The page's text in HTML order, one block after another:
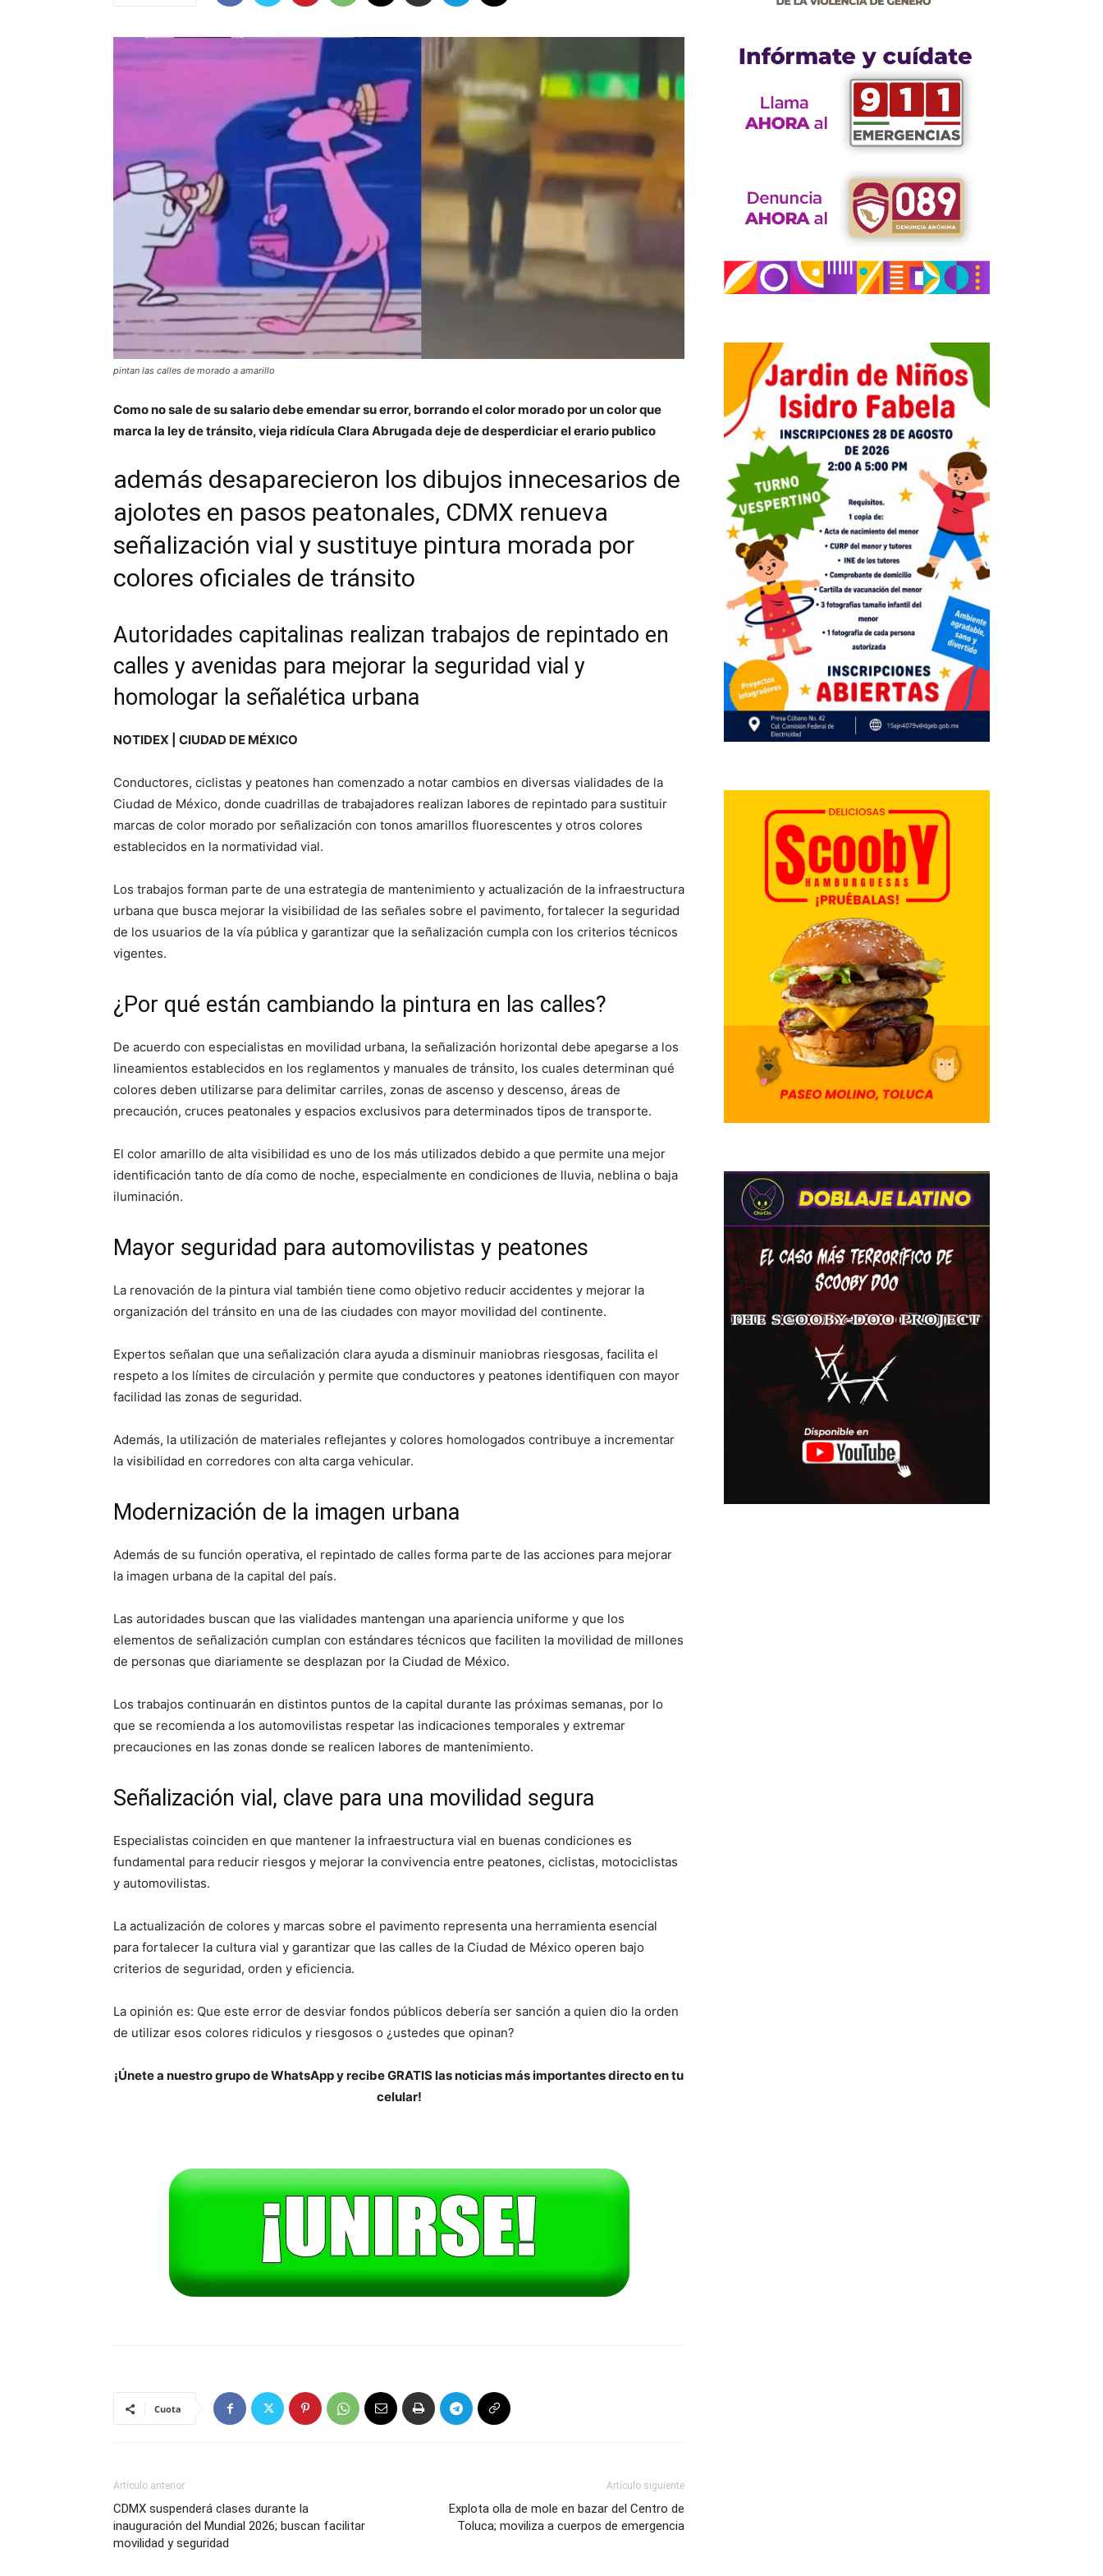
pintan las calles de morado a amarillo
Como no sale de su salario debe emendar su error, borrando el color morado por un color que
marca la ley de tránsito, vieja ridícula Clara Abrugada deje de desperdiciar el erario publico
además desaparecieron los dibujos innecesarios de
ajolotes en pasos peatonales, CDMX renueva
señalización vial y sustituye pintura morada por
colores oficiales de tránsito
Autoridades capitalinas realizan trabajos de repintado en
calles y avenidas para mejorar la seguridad vial y
homologar la señalética urbana
NOTIDEX | CIUDAD DE MÉXICO
Conductores, ciclistas y peatones han comenzado a notar cambios en diversas vialidades de la
Ciudad de México, donde cuadrillas de trabajadores realizan labores de repintado para sustituir
marcas de color morado por señalización con tonos amarillos fluorescentes y otros colores
establecidos en la normatividad vial.
Los trabajos forman parte de una estrategia de mantenimiento y actualización de la infraestructura
urbana que busca mejorar la visibilidad de las señales sobre el pavimento, fortalecer la seguridad
de los usuarios de la vía pública y garantizar que la señalización cumpla con los criterios técnicos
vigentes.
¿Por qué están cambiando la pintura en las calles?
De acuerdo con especialistas en movilidad urbana, la señalización horizontal debe apegarse a los
lineamientos establecidos en los reglamentos y manuales de tránsito, los cuales determinan qué
colores deben utilizarse para delimitar carriles, zonas de ascenso y descenso, áreas de
precaución, cruces peatonales y espacios exclusivos para determinados tipos de transporte.
El color amarillo de alta visibilidad es uno de los más utilizados debido a que permite una mejor
identificación tanto de día como de noche, especialmente en condiciones de lluvia, neblina o baja
iluminación.
Mayor seguridad para automovilistas y peatones
La renovación de la pintura vial también tiene como objetivo reducir accidentes y mejorar la
organización del tránsito en una de las ciudades con mayor movilidad del continente.
Expertos señalan que una señalización clara ayuda a disminuir maniobras riesgosas, facilita el
respeto a los límites de circulación y permite que conductores y peatones identifiquen con mayor
facilidad las zonas de seguridad.
Además, la utilización de materiales reflejantes y colores homologados contribuye a incrementar
la visibilidad en corredores con alta carga vehicular.
Modernización de la imagen urbana
Además de su función operativa, el repintado de calles forma parte de las acciones para mejorar
la imagen urbana de la capital del país.
Las autoridades buscan que las vialidades mantengan una apariencia uniforme y que los
elementos de señalización cumplan con estándares técnicos que faciliten la movilidad de millones
de personas que diariamente se desplazan por la Ciudad de México.
Los trabajos continuarán en distintos puntos de la capital durante las próximas semanas, por lo
que se recomienda a los automovilistas respetar las indicaciones temporales y extremar
precauciones en las zonas donde se realicen labores de mantenimiento.
Señalización vial, clave para una movilidad segura
Especialistas coinciden en que mantener la infraestructura vial en buenas condiciones es
fundamental para reducir riesgos y mejorar la convivencia entre peatones, ciclistas, motociclistas
y automovilistas.
La actualización de colores y marcas sobre el pavimento representa una herramienta esencial
para fortalecer la cultura vial y garantizar que las calles de la Ciudad de México operen bajo
criterios de seguridad, orden y eficiencia.
La opinión es: Que este error de desviar fondos públicos debería ser sanción a quien dio la orden
de utilizar esos colores ridiculos y riesgosos o ¿ustedes que opinan?
¡Únete a nuestro grupo de WhatsApp y recibe GRATIS las noticias más importantes directo en tu
celular!
Cuota
Artículo anterior
CDMX suspenderá clases durante la
inauguración del Mundial 2026; buscan facilitar
movilidad y seguridad
Artículo siguiente
Explota olla de mole en bazar del Centro de
Toluca; moviliza a cuerpos de emergencia